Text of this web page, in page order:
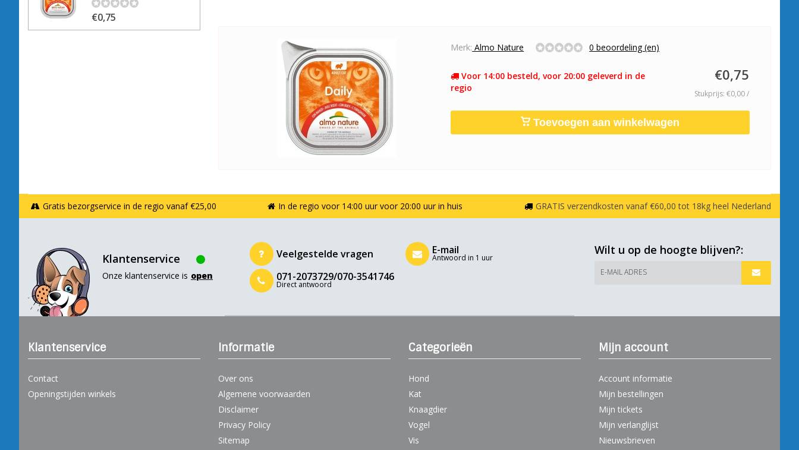
€0,75
Merk: Almo Nature 0 beoordeling (en)
Voor 14:00 besteld, voor 20:00 geleverd in de
regio
€0,75
Stukprijs: €0,00 /
Toevoegen aan winkelwagen
Gratis bezorgservice in de regio vanaf €25,00 In de regio voor 14:00 uur voor 20:00 uur in huis GRATIS verzendkosten vanaf €60,00 tot 18kg heel Nederland
Klantenservice
Onze klantenservice is open
Veelgestelde vragen
071-2073729/070-3541746
Direct antwoord
E-mail
Antwoord in 1 uur
Wilt u op de hoogte blijven?:
E-MAIL ADRES
Klantenservice
Contact
Openingstijden winkels
Informatie
Over ons
Algemene voorwaarden
Disclaimer
Privacy Policy
Sitemap
Categorieën
Hond
Kat
Knaagdier
Vogel
Vis
Mijn account
Account informatie
Mijn bestellingen
Mijn tickets
Mijn verlanglijst
Nieuwsbrieven